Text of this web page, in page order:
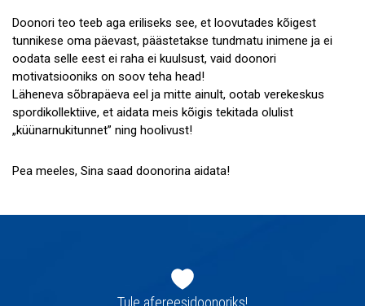
Doonori teo teeb aga eriliseks see, et loovutades kõigest
tunnikese oma päevast, päästetakse tundmatu inimene ja ei
oodata selle eest ei raha ei kuulsust, vaid doonori
motivatsiooniks on soov teha head!
Läheneva sõbrapäeva eel ja mitte ainult, ootab verekeskus
spordikollektiive, et aidata meis kõigis tekitada olulist
„küünarnukitunnet” ning hoolivust!
Pea meeles, Sina saad doonorina aidata!